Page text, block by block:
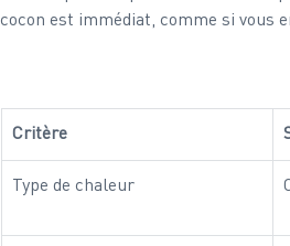
cocon est immédiat, comme si vous
Critère
Type de chaleur